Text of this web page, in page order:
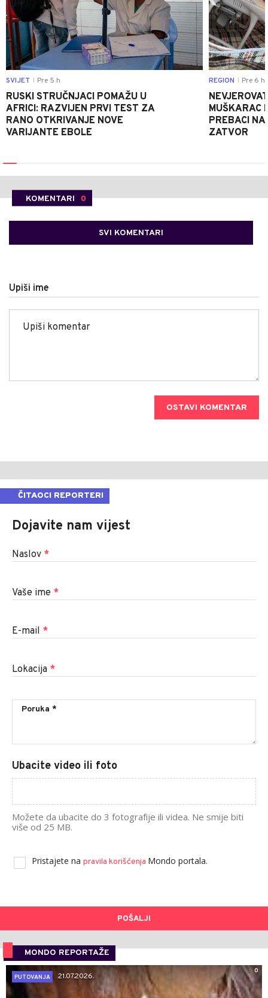
SVIJET Pre 5 h
RUSKI STRUČNJACI POMAŽU U
AFRICI: RAZVIJEN PRVI TEST ZA
RANO OTKRIVANJE NOVE
VARIJANTE EBOLE
REGION Pre 6 h
MUŠKARAC
PREBACI
ZATVOR
KOMENTARI 0
SVI KOMENTARI
Upiši ime
OSTAVI KOMENTAR
ČITAOCI REPORTERI
Dojavite nam vijest
Naslov *
Vaše ime *
E-mail *
Lokacija *
Ubacite video ili foto
Možete da ubacite do 3 fotografije ili videa. Ne smije biti
više od 25 MB.
Pristajete na pravila korišćenja Mondo portala.
POŠALJI
MONDO REPORTAŽE
0
PUTOVANJA
21.07.2026.